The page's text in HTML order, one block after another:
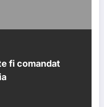
fi comandat